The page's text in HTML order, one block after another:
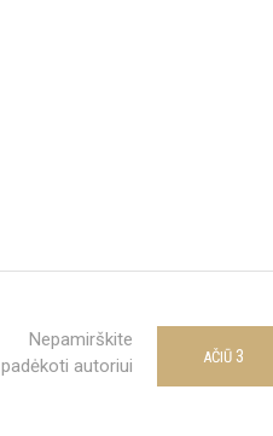
Nepamirškite
padėkoti autoriui
AČIŪ 3